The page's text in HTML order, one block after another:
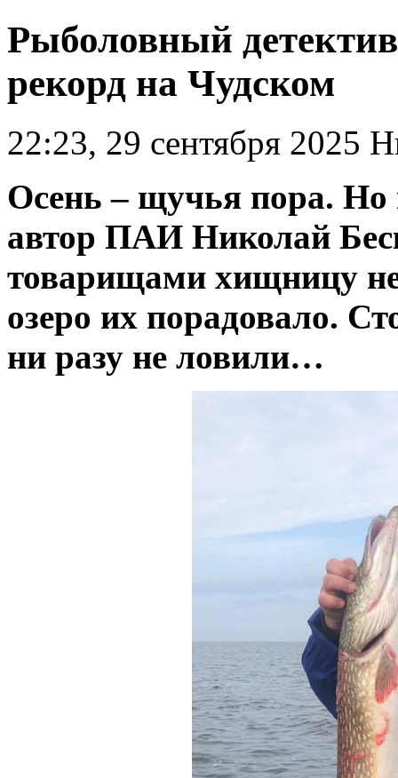
Рыболовный
рекорд на Чудском
22:23, 29 сентября 2025
Осень – щучья пора. Но
автор ПАИ Николай
товарищами хищницу
озеро их порадовало.
ни разу не ловили…